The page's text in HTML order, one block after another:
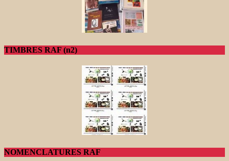
TIMBRES RAF (n2)
NOMENCLATURES RAF